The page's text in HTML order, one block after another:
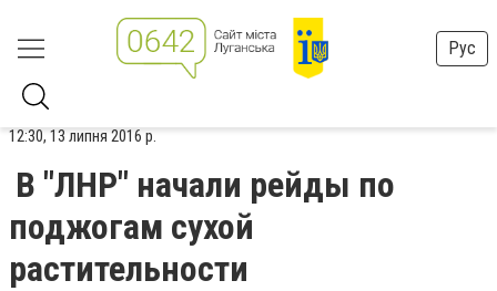
Рус
12:30, 13 липня 2016 р.
В "ЛНР" начали рейды по
поджогам сухой
растительности